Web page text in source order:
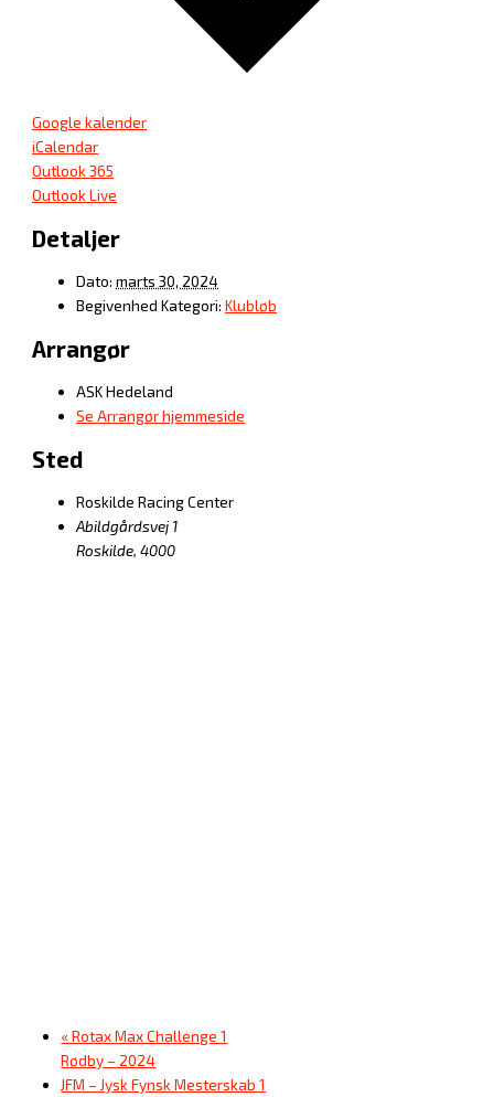
Google kalender
iCalendar
Outlook 365
Outlook Live
Detaljer
Dato: marts 30, 2024
Begivenhed Kategori: Klubløb
Arrangør
ASK Hedeland
Se Arrangør hjemmeside
Sted
Roskilde Racing Center
Abildgårdsvej 1
Roskilde, 4000
« Rotax Max Challenge 1
Rødby – 2024
JFM – Jysk Fynsk Mesterskab 1